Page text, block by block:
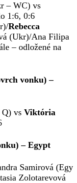
– WC) vs
1:6, 0:6
Rebecca
(Ukr)/Ana Filipa
– odložené na
vonku)–
vs Viktória
– Egypt
Samirová (Egy
Zolotarevová